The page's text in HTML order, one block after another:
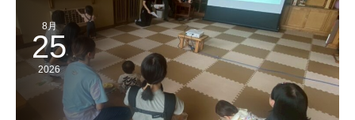
8月
25
2026